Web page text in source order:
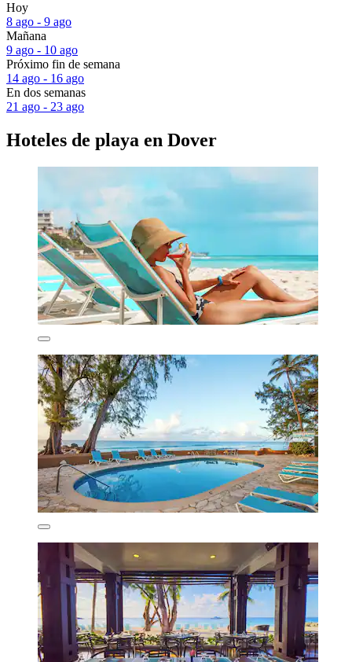
Hoy
8 ago - 9 ago
Mañana
9 ago - 10 ago
Próximo fin de semana
14 ago - 16 ago
En dos semanas
21 ago - 23 ago
Hoteles de playa en Dover